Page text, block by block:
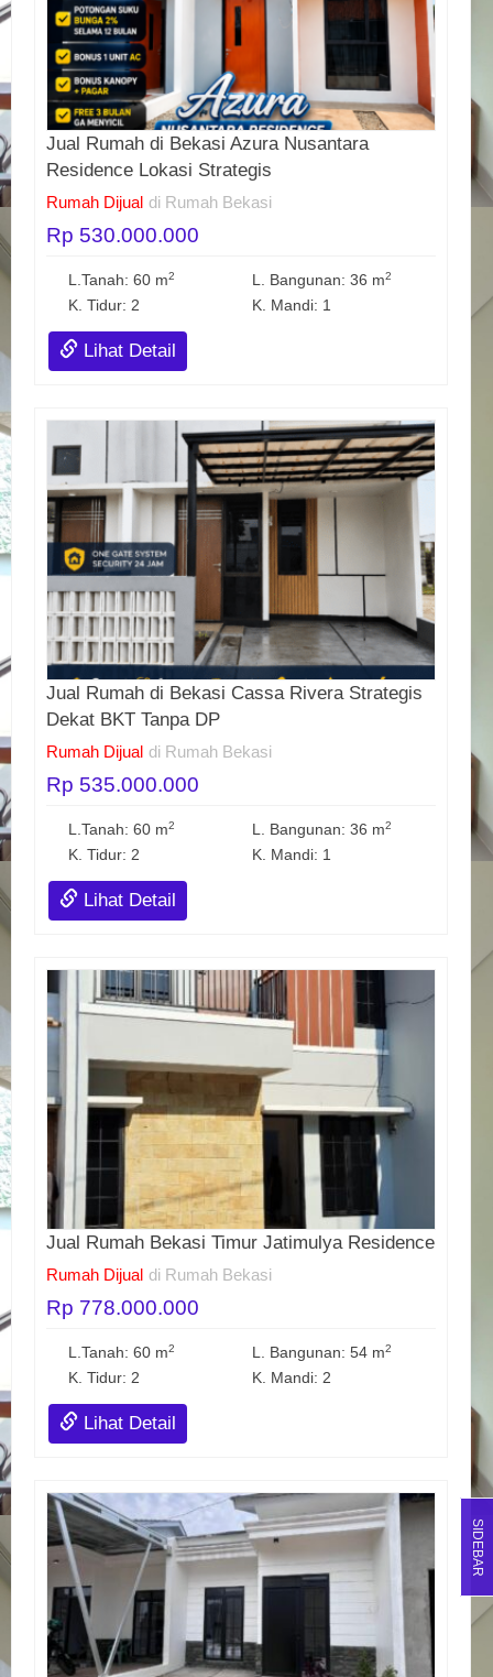
Jual Rumah di Bekasi Azura Nusantara
Residence Lokasi Strategis
Rumah Dijual di Rumah Bekasi
Rp 530.000.000
L.Tanah: 60 m2 L. Bangunan: 36 m2
K. Tidur: 2 K. Mandi: 1
Lihat Detail
Jual Rumah di Bekasi Cassa Rivera Strategis
Dekat BKT Tanpa DP
Rumah Dijual di Rumah Bekasi
Rp 535.000.000
L.Tanah: 60 m2 L. Bangunan: 36 m2
K. Tidur: 2 K. Mandi: 1
Lihat Detail
Jual Rumah Bekasi Timur Jatimulya Residence
Rumah Dijual di Rumah Bekasi
Rp 778.000.000
L.Tanah: 60 m2 L. Bangunan: 54 m2
K. Tidur: 2 K. Mandi: 2
Lihat Detail
SIDEBAR